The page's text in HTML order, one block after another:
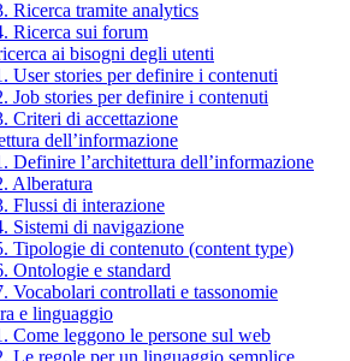
Ricerca tramite analytics
Ricerca sui forum
ai bisogni degli utenti
User stories per definire i contenuti
Job stories per definire i contenuti
Criteri di accettazione
dell’informazione
Definire l’architettura dell’informazione
Alberatura
Flussi di interazione
Sistemi di navigazione
Tipologie di contenuto (content type)
Ontologie e standard
Vocabolari controllati e tassonomie
e linguaggio
Come leggono le persone sul web
Le regole per un linguaggio semplice